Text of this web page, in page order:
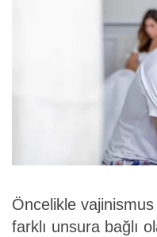
Öncelikle vajinismus
farklı unsura bağlı